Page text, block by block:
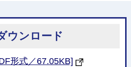
ウンロード
形式／67.05KB]